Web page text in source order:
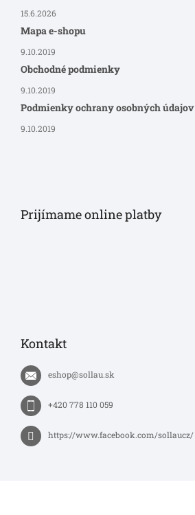
15.6.2026
Mapa e-shopu
9.10.2019
Obchodné podmienky
9.10.2019
Podmienky ochrany osobných údajov
9.10.2019
Prijímame online platby
Kontakt
eshop@sollau.sk
+420 778 110 059
https://www.facebook.com/sollaucz/